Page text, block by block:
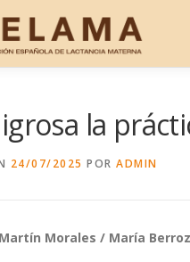
la
24/07/2025 POR ADMIN
Morales / María